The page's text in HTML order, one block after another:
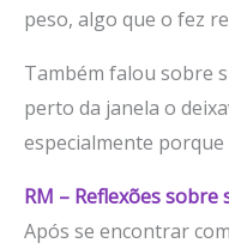
peso, algo que o fez
Também falou sobre
perto da janela o
especialmente
RM – Reflexões sobre
Após se encontrar